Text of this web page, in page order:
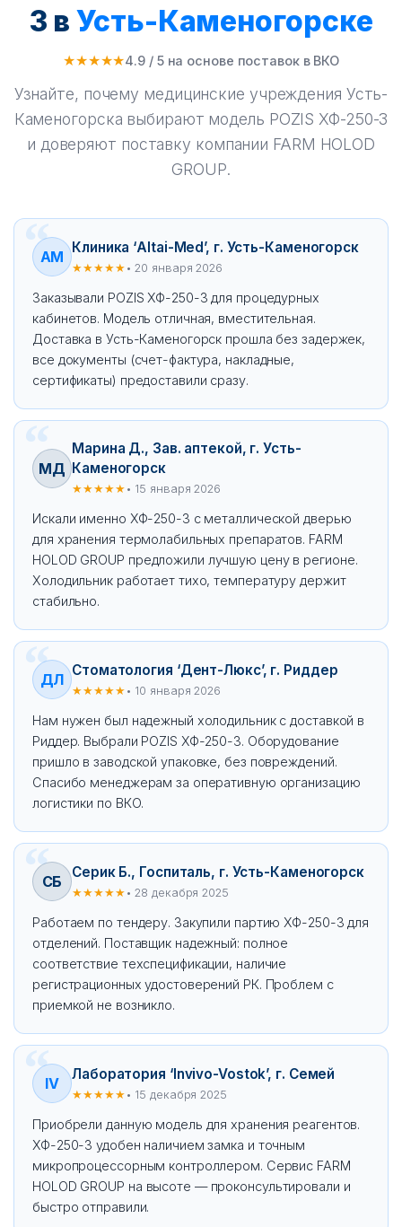
3 вУсть-Каменогорске
★★★★★4.9 / 5 на основе поставок в ВКО
Узнайте, почему медицинские учреждения Усть-
Каменогорска выбирают модель POZIS ХФ-250-3
и доверяют поставку компании FARM HOLOD
GROUP.
AM
Клиника ‘Altai-Med’, г. Усть-Каменогорск
★★★★★ • 20 января 2026
Заказывали POZIS ХФ-250-3 для процедурных
кабинетов. Модель отличная, вместительная.
Доставка в Усть-Каменогорск прошла без задержек,
все документы (счет-фактура, накладные,
сертификаты) предоставили сразу.
МД
Марина Д., Зав. аптекой, г. Усть-
Каменогорск
★★★★★ • 15 января 2026
Искали именно ХФ-250-3 с металлической дверью
для хранения термолабильных препаратов. FARM
HOLOD GROUP предложили лучшую цену в регионе.
Холодильник работает тихо, температуру держит
стабильно.
ДЛ
Стоматология ‘Дент-Люкс’, г. Риддер
★★★★★ • 10 января 2026
Нам нужен был надежный холодильник с доставкой в
Риддер. Выбрали POZIS ХФ-250-3. Оборудование
пришло в заводской упаковке, без повреждений.
Спасибо менеджерам за оперативную организацию
логистики по ВКО.
СБ
Серик Б., Госпиталь, г. Усть-Каменогорск
★★★★★ • 28 декабря 2025
Работаем по тендеру. Закупили партию ХФ-250-3 для
отделений. Поставщик надежный: полное
соответствие техспецификации, наличие
регистрационных удостоверений РК. Проблем с
приемкой не возникло.
IV
Лаборатория ‘Invivo-Vostok’, г. Семей
★★★★★ • 15 декабря 2025
Приобрели данную модель для хранения реагентов.
ХФ-250-3 удобен наличием замка и точным
микропроцессорным контроллером. Сервис FARM
HOLOD GROUP на высоте — проконсультировали и
быстро отправили.